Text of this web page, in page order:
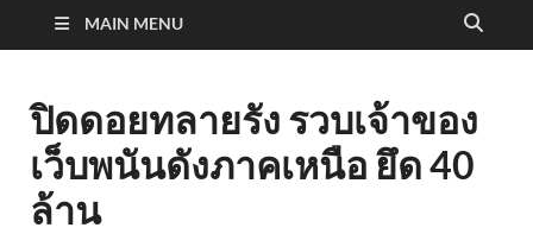
MAIN MENU
ปิดดอยทลายรัง รวบเจ้าของ
เว็บพนันดังภาคเหนือ ยึด 40
ล้าน